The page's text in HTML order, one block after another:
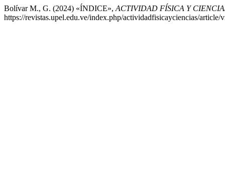
Bolívar M., G. (2024) «ÍNDICE», ACTIVIDAD FÍSICA Y
https://revistas.upel.edu.ve/index.php/actividadfisicayciencias/